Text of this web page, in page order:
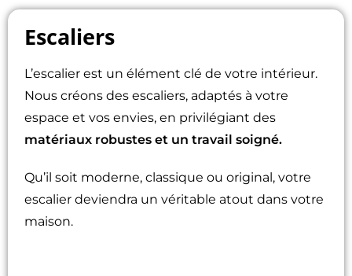
Escaliers
L’escalier est un élément clé de votre intérieur.
Nous créons des escaliers, adaptés à votre
espace et vos envies, en privilégiant des
matériaux robustes et un travail soigné.
Qu’il soit moderne, classique ou original, votre
escalier deviendra un véritable atout dans votre
maison.